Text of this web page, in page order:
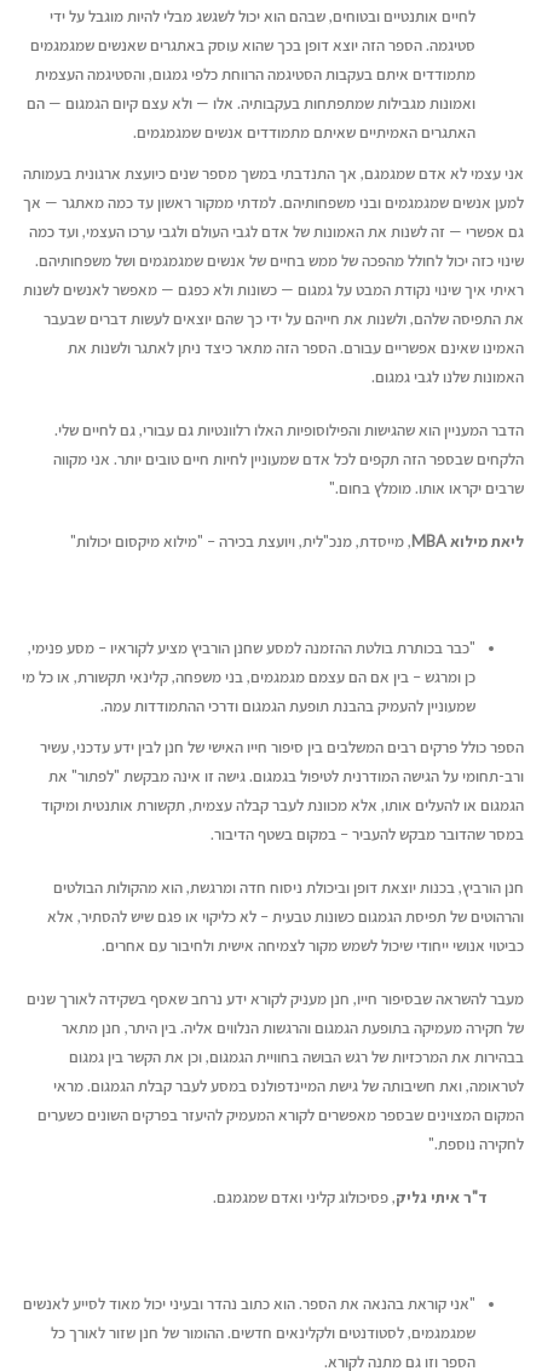
לחיים אותנטיים ובטוחים, שבהם הוא יכול לשגשג מבלי להיות מוגבל על ידי
סטיגמה. הספר הזה יוצא דופן בכך שהוא עוסק באתגרים שאנשים שמגמגמים
מתמודדים איתם בעקבות הסטיגמה הרווחת כלפי גמגום, והסטיגמה העצמית
ואמונות מגבילות שמתפתחות בעקבותיה. אלו — ולא עצם קיום הגמגום — הם
האתגרים האמיתיים שאיתם מתמודדים אנשים שמגמגמים.
אני עצמי לא אדם שמגמגם, אך התנדבתי במשך מספר שנים כיועצת ארגונית בעמותה
למען אנשים שמגמגמים ובני משפחותיהם. למדתי ממקור ראשון עד כמה מאתגר — אך
גם אפשרי — זה לשנות את האמונות של אדם לגבי העולם ולגבי ערכו העצמי, ועד כמה
שינוי כזה יכול לחולל מהפכה של ממש בחיים של אנשים שמגמגמים ושל משפחותיהם.
ראיתי איך שינוי נקודת המבט על גמגום — כשונות ולא כפגם — מאפשר לאנשים לשנות
את התפיסה שלהם, ולשנות את חייהם על ידי כך שהם יוצאים לעשות דברים שבעבר
האמינו שאינם אפשריים עבורם. הספר הזה מתאר כיצד ניתן לאתגר ולשנות את
האמונות שלנו לגבי גמגום.
הדבר המעניין הוא שהגישות והפילוסופיות האלו רלוונטיות גם עבורי, גם לחיים שלי.
הלקחים שבספר הזה תקפים לכל אדם שמעוניין לחיות חיים טובים יותר. אני מקווה
שרבים יקראו אותו. מומלץ בחום."
ליאת מילואMBA, מייסדת, מנכ"לית, ויועצת בכירה – "מילוא מיקסום יכולות"
"כבר בכותרת בולטת ההזמנה למסע שחנן הורביץ מציע לקוראיו – מסע פנימי,
כן ומרגש – בין אם הם עצמם מגמגמים, בני משפחה, קלינאי תקשורת, או כל מי
שמעוניין להעמיק בהבנת תופעת הגמגום ודרכי ההתמודדות עמה.
הספר כולל פרקים רבים המשלבים בין סיפור חייו האישי של חנן לבין ידע עדכני, עשיר
ורב-תחומי על הגישה המודרנית לטיפול בגמגום. גישה זו אינה מבקשת "לפתור" את
הגמגום או להעלים אותו, אלא מכוונת לעבר קבלה עצמית, תקשורת אותנטית ומיקוד
במסר שהדובר מבקש להעביר – במקום בשטף הדיבור.
חנן הורביץ, בכנות יוצאת דופן וביכולת ניסוח חדה ומרגשת, הוא מהקולות הבולטים
והרהוטים של תפיסת הגמגום כשונות טבעית – לא כליקוי או פגם שיש להסתיר, אלא
כביטוי אנושי ייחודי שיכול לשמש מקור לצמיחה אישית ולחיבור עם אחרים.
מעבר להשראה שבסיפור חייו, חנן מעניק לקורא ידע נרחב שאסף בשקידה לאורך שנים
של חקירה מעמיקה בתופעת הגמגום והרגשות הנלווים אליה. בין היתר, חנן מתאר
בבהירות את המרכזיות של רגש הבושה בחוויית הגמגום, וכן את הקשר בין גמגום
לטראומה, ואת חשיבותה של גישת המיינדפולנס במסע לעבר קבלת הגמגום. מראי
המקום המצוינים שבספר מאפשרים לקורא המעמיק להיעזר בפרקים השונים כשערים
לחקירה נוספת."
ד"ר איתי גליק, פסיכולוג קליני ואדם שמגמגם.
"אני קוראת בהנאה את הספר. הוא כתוב נהדר ובעיני יכול מאוד לסייע לאנשים
שמגמגמים, לסטודנטים ולקלינאים חדשים. ההומור של חנן שזור לאורך כל
הספר וזו גם מתנה לקורא.